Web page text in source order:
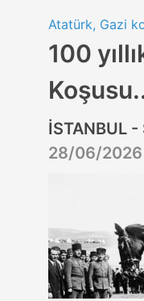
Atatürk, Gazi
100
İSTANBUL -
28/06/